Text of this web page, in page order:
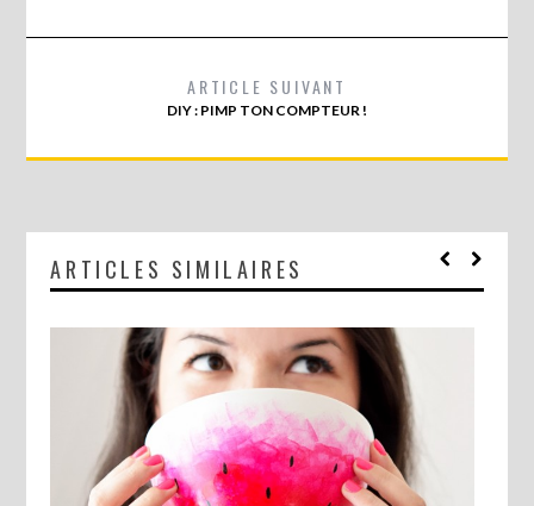
ARTICLE SUIVANT
DIY : PIMP TON COMPTEUR !
ARTICLES SIMILAIRES